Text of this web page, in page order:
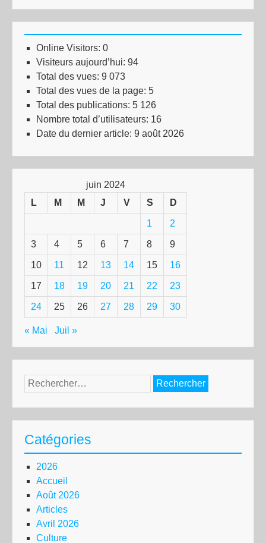
Online Visitors: 0
Visiteurs aujourd’hui: 94
Total des vues: 9 073
Total des vues de la page: 5
Total des publications: 5 126
Nombre total d’utilisateurs: 16
Date du dernier article: 9 août 2026
juin 2024
L
M M J V S D
1 2
3 4 5 6 7 8 9
10 11 12 13 14 15 16
17 18 19 20 21 22 23
24 25 26 27 28 29 30
« Mai Juil »
Rechercher :
Catégories
2026
Accueil
Août 2026
Articles
Avril 2026
Culture